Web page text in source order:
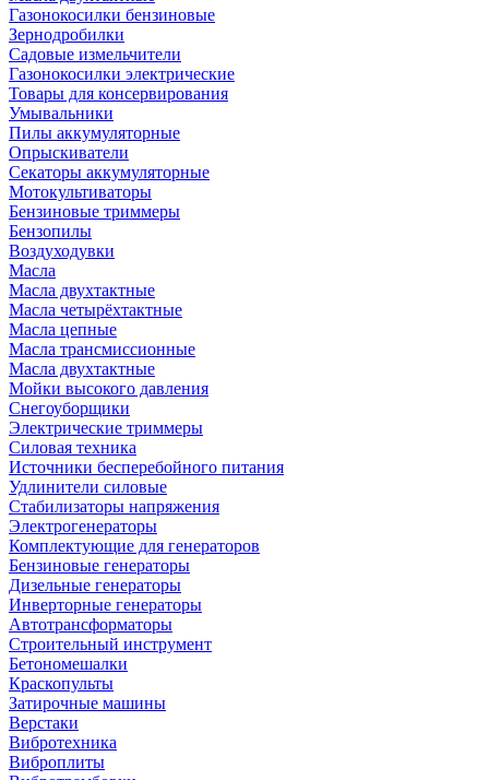
Газонокосилки бензиновые
Зернодробилки
Садовые измельчители
Газонокосилки электрические
Товары для консервирования
Умывальники
Пилы аккумуляторные
Опрыскиватели
Секаторы аккумуляторные
Мотокультиваторы
Бензиновые триммеры
Бензопилы
Воздуходувки
Масла
Масла двухтактные
Масла четырёхтактные
Масла цепные
Масла трансмиссионные
Масла двухтактные
Мойки высокого давления
Снегоуборщики
Электрические триммеры
Силовая техника
Источники бесперебойного питания
Удлинители силовые
Стабилизаторы напряжения
Электрогенераторы
Комплектующие для генераторов
Бензиновые генераторы
Дизельные генераторы
Инверторные генераторы
Автотрансформаторы
Строительный инструмент
Бетономешалки
Краскопульты
Затирочные машины
Верстаки
Вибротехника
Виброплиты